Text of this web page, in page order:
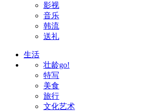
影视
音乐
韩流
送礼
生活
壮龄go!
特写
美食
旅行
文化艺术